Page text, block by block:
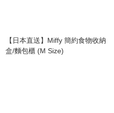
【日本直送】Miffy 簡約食物收納
盒/麵包櫃 (M Size)